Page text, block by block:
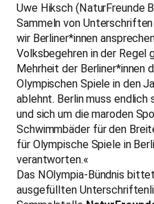
Uwe Hiksch (NaturFreunde
Sammeln von
wir Berliner*innen
Volksbegehren in der Regel
Mehrheit der Berliner*innen
Olympischen Spiele in den
ablehnt. Berlin muss endlich
und sich um die maroden
Schwimmbäder für den
für Olympische Spiele in
verantworten.«
Das NOlympia-Bündnis
ausgefüllten